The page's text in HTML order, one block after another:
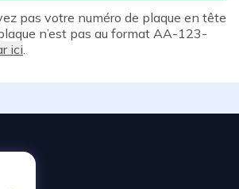
pas votre numéro de plaque en tête
n’est pas au format AA-123-
ici